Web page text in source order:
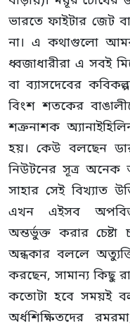
ভারতে ফাইটার জেট
না। এ কথাগুলো আমরা
ধ্বজাধারীরা এ সবই
বা ব্যাসদেবের
বিংশ শতকের
শত্রুনাশক
হয়। কেউ বলছেন
নিউটনের সূত্র অনেক
সাহার সেই বিখ্যাত
এখন এইসব
অন্তর্ভুক্ত করার
অন্ধকার বললে
করছেন, সামান্য কিছু
কতোটা হবে সময়ই
অর্ধশিক্ষিতদের